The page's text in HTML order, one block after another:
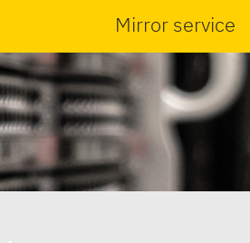
Mirror service